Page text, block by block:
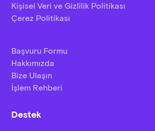
Kişisel Veri ve Gizlilik Politikası
Çerez Politikası
Başvuru Formu
Hakkımızda
Bize Ulaşın
İşlem Rehberi
Destek